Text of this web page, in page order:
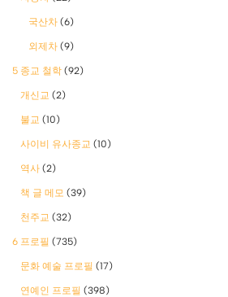
국산차 (6)
외제차 (9)
5 종교 철학 (92)
개신교 (2)
불교 (10)
사이비 유사종교 (10)
역사 (2)
책 글 메모 (39)
천주교 (32)
6 프로필 (735)
문화 예술 프로필 (17)
연예인 프로필 (398)